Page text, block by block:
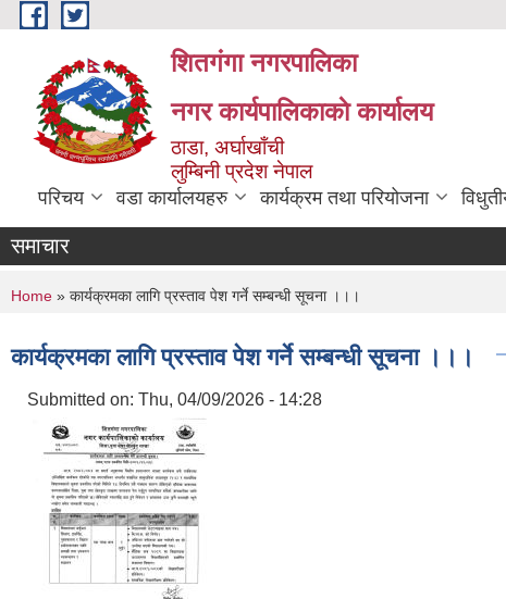
Skip to main content
शितगंगा नगरपालिका
नगर कार्यपालिकाकाे कार्यालय
ठाडा, अर्घाखाँची
लुम्बिनी प्रदेश नेपाल
परिचय वडा कार्यालयहरु कार्यक्रम तथा परियोजना
समाचार
You are here
Home » कार्यक्रमका लागि प्रस्ताव पेश गर्ने सम्बन्धी सूचना ।।।
कार्यक्रमका लागि प्रस्ताव पेश गर्ने सम्बन्धी सूचना ।।।
Submitted on: Thu, 04/09/2026 - 14:28